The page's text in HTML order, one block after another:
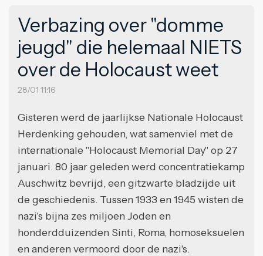
Verbazing over "domme
jeugd" die helemaal NIETS
over de Holocaust weet
28/01 11:16
Gisteren werd de jaarlijkse Nationale Holocaust
Herdenking gehouden, wat samenviel met de
internationale "Holocaust Memorial Day" op 27
januari. 80 jaar geleden werd concentratiekamp
Auschwitz bevrijd, een gitzwarte bladzijde uit
de geschiedenis. Tussen 1933 en 1945 wisten de
nazi's bijna zes miljoen Joden en
honderdduizenden Sinti, Roma, homoseksuelen
en anderen vermoord door de nazi's.